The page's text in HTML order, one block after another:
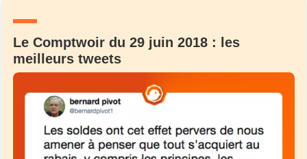
Le Comptwoir du 29 juin 2018 : les
meilleurs tweets
Un Thread
C'EST PARTI